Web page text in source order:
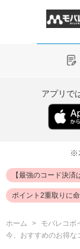
アプリで
※
【最強のコード決
ポイント2重取りに
ホーム モバレコポ
今、おすすめのお得な